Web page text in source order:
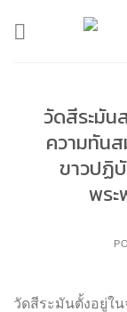
วัดสีระมัน
ความทัน
ขาวปฏิ
พร
วัดสีระมันตั้งอยู่ใน